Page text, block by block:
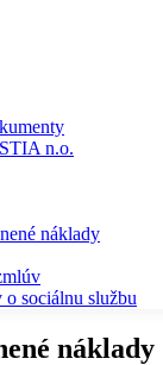
n.o.
náklady
sociálnu službu
náklady